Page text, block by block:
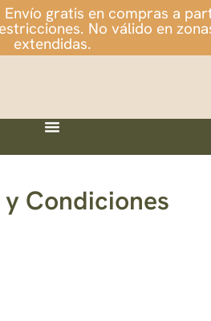
Envío gratis en compras a
No válido en
extendidas.
Condiciones